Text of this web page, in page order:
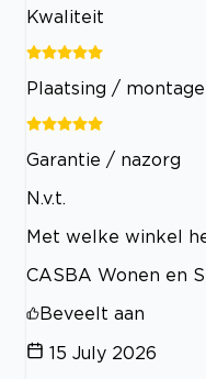
Kwaliteit
Plaatsing /
Garantie / nazorg
N.v.t.
Met welke winkel
CASBA Wonen en
Beveelt aan
15 July 2026